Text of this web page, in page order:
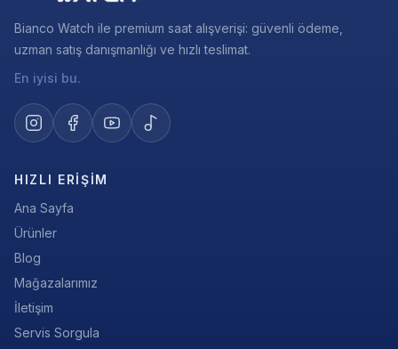
Bianco Watch ile premium saat alışverişi: güvenli ödeme,
uzman satış danışmanlığı ve hızlı teslimat.
En iyisi bu.
HIZLI ERIŞIM
Ana Sayfa
Ürünler
Blog
Mağazalarımız
İletişim
Servis Sorgula